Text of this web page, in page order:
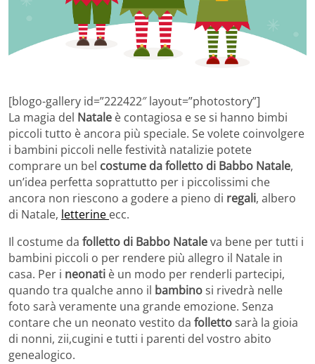
[blogo-gallery id=”222422″ layout=”photostory”]
La magia del Natale è contagiosa e se si hanno bimbi
piccoli tutto è ancora più speciale. Se volete coinvolgere
i bambini piccoli nelle festività natalizie potete
comprare un bel costume da folletto di Babbo Natale,
un’idea perfetta soprattutto per i piccolissimi che
ancora non riescono a godere a pieno di regali, albero
di Natale, letterine ecc.
Il costume da folletto di Babbo Nataleva bene per tutti i
bambini piccoli o per rendere più allegro il Natale in
casa. Per i neonati è un modo per renderli partecipi,
quando tra qualche anno il bambinosi rivedrà nelle
foto sarà veramente una grande emozione. Senza
contare che un neonato vestito da follettosarà la gioia
di nonni, zii,cugini e tutti i parenti del vostro abito
genealogico.